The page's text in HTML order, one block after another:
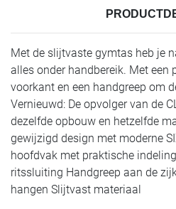
Met de slijtvaste gymtas heb je
alles onder handbereik. Met een
voorkant en een handgreep om
Vernieuwd: De opvolger van de
dezelfde opbouw en hetzelfde
gewijzigd design met moderne
hoofdvak met praktische
ritssluiting Handgreep aan de
hangen Slijtvast materiaal